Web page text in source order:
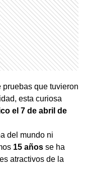
pruebas que tuvieron
esta curiosa
el 7 de abril de
del mundo ni
15 años se ha
atractivos de la